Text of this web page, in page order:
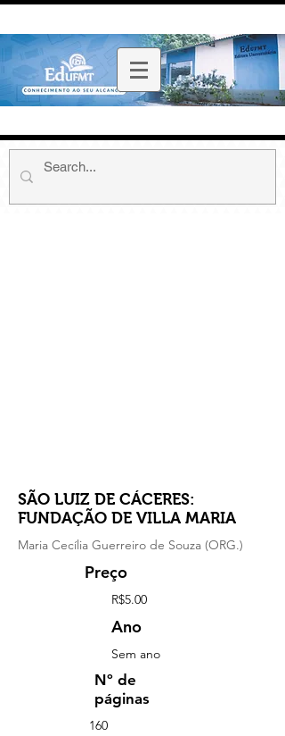
SÃO LUIZ DE CÁCERES:
FUNDAÇÃO DE VILLA MARIA
Maria Cecília Guerreiro de Souza (ORG.)
Preço
R$5.00
Ano
Sem ano
Nº de
páginas
160